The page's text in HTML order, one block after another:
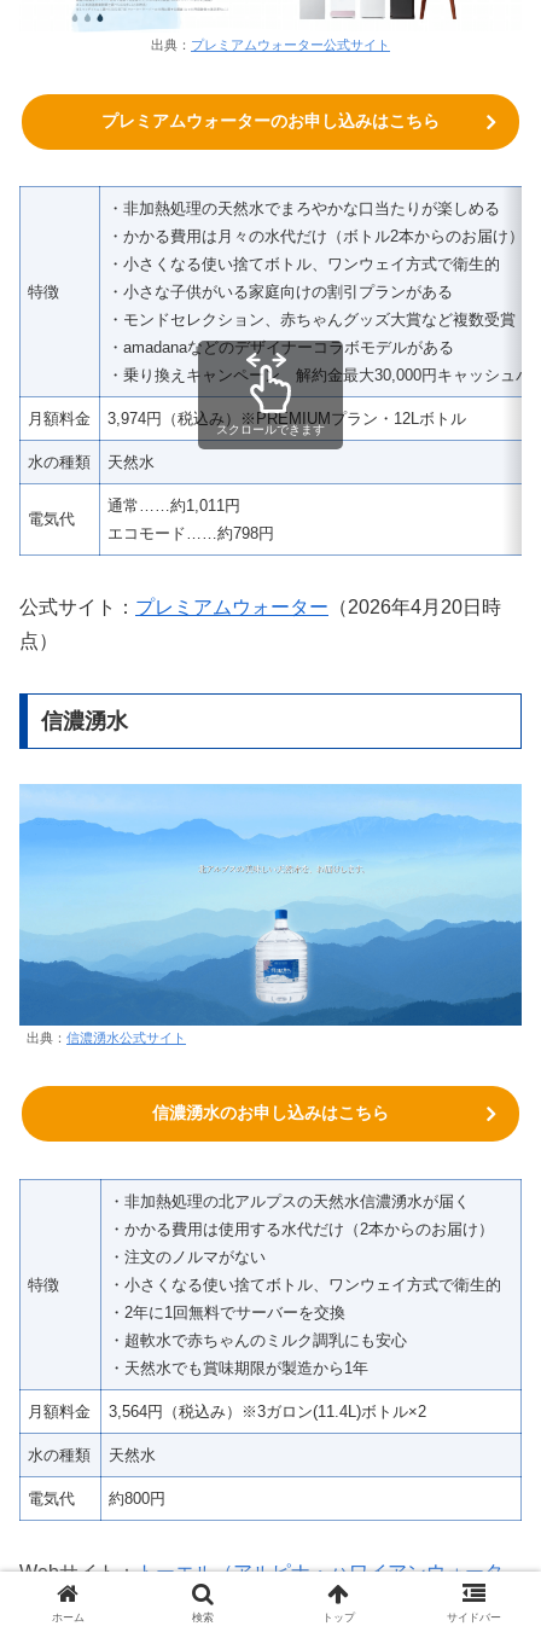
出典： プレミアムウォーター公式サイト
プレミアムウォーターのお申し込みはこちら
特徴
・非加熱処理の天然水でまろやかな口当たりが楽しめる
・かかる費用は月々の水代だけ（ボトル2本からのお届け）
・小さくなる使い捨てボトル、ワンウェイ方式で衛生的
・小さな子供がいる家庭向けの割引プランがある
・モンドセレクション、赤ちゃんグッズ大賞など複数受賞
・amadanaなどのデザイナーコラボモデルがある
・乗り換えキャンペーン 解約金最大30,000円キャッシュバ
月額料金 3,974円（税込み）※PREMIUMプラン・12Lボトル
水の種類 天然水
電気代
通常……約1,011円
エコモード……約798円
スクロールできます
公式サイト： プレミアムウォーター （2026年4月20日時
点）
信濃湧水
出典： 信濃湧水公式サイト
信濃湧水のお申し込みはこちら
特徴
・非加熱処理の北アルプスの天然水信濃湧水が届く
・かかる費用は使用する水代だけ（2本からのお届け）
・注文のノルマがない
・小さくなる使い捨てボトル、ワンウェイ方式で衛生的
・2年に1回無料でサーバーを交換
・超軟水で赤ちゃんのミルク調乳にも安心
・天然水でも賞味期限が製造から1年
月額料金 3,564円（税込み）※3ガロン(11.4L)ボトル×2
水の種類 天然水
電気代 約800円
Webサイト：トーエル（アルピナ・ハワイアンウォータ
ー・信濃湧水）
（2026年4月20日時点）
ホーム 検索 トップ サイドバー